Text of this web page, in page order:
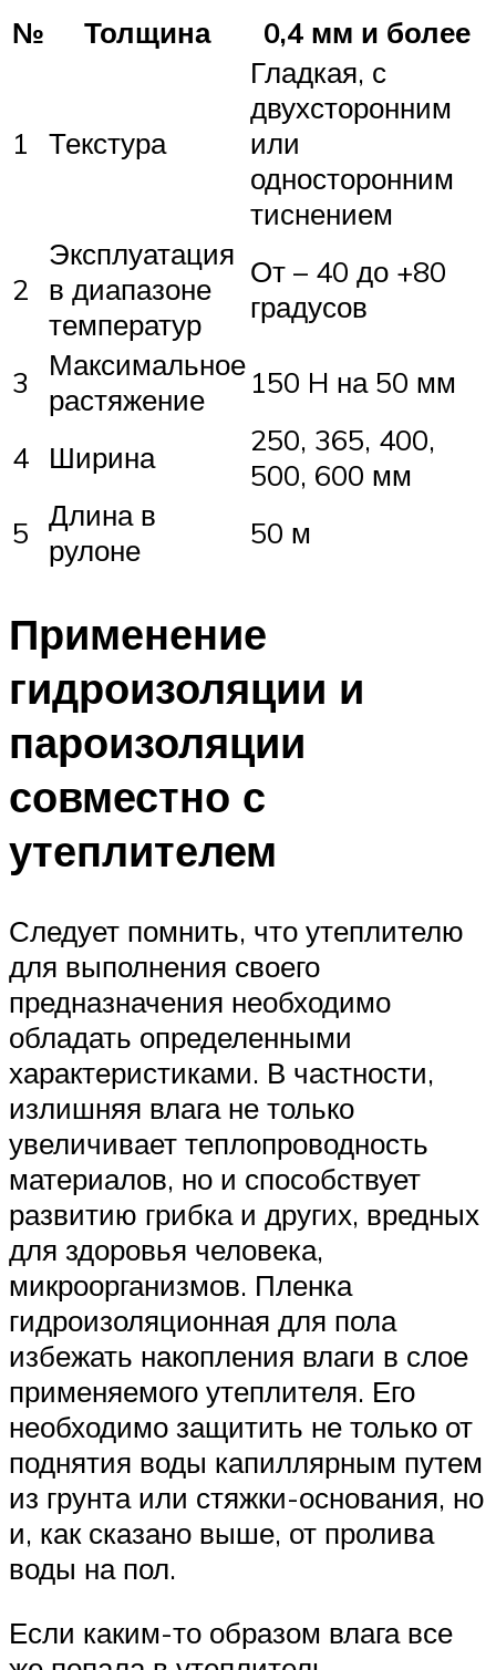
№
Толщина 0,4 мм и более
1 Текстура
Гладкая, с
двухсторонним
или
односторонним
тиснением
2
Эксплуатация
в диапазоне
температур
От – 40 до +80
градусов
3
Максимальное
растяжение
150 H на 50 мм
4 Ширина
250, 365, 400,
500, 600 мм
5 Длина в
рулоне
50 м
Применение
гидроизоляции и
пароизоляции
совместно с
утеплителем
Следует помнить, что утеплителю
для выполнения своего
предназначения необходимо
обладать определенными
характеристиками. В частности,
излишняя влага не только
увеличивает теплопроводность
материалов, но и способствует
развитию грибка и других, вредных
для здоровья человека,
микроорганизмов. Пленка
гидроизоляционная для пола
избежать накопления влаги в слое
применяемого утеплителя. Его
необходимо защитить не только от
поднятия воды капиллярным путем
из грунта или стяжки-основания, но
и, как сказано выше, от пролива
воды на пол.
Если каким-то образом влага все